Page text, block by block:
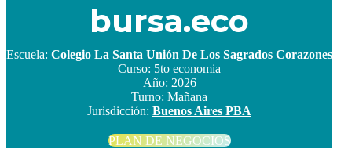
bursa.eco
Escuela: Colegio La Santa Unión De Los Sagrados Corazones
Curso: 5to economia
Año: 2026
Turno: Mañana
Jurisdicción: Buenos Aires PBA
PLAN DE NEGOCIOS